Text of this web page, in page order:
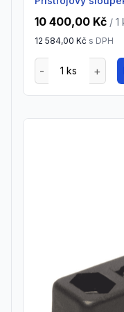
10 400,00 Kč / 1
12 584,00 Kč s DPH